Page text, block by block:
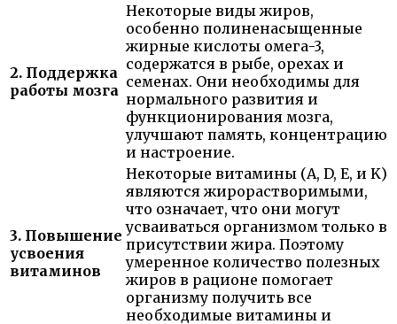
2. Поддержка
работы мозга
Некоторые виды жиров,
особенно полиненасыщенные
жирные кислоты омега-3,
содержатся в рыбе, орехах и
семенах. Они необходимы для
нормального развития и
функционирования мозга,
улучшают память, концентрацию
и настроение.
3. Повышение
усвоения
витаминов
Некоторые витамины (A, D, E, и K)
являются жирорастворимыми,
что означает, что они могут
усваиваться организмом только в
присутствии жира. Поэтому
умеренное количество полезных
жиров в рационе помогает
организму получить все
необходимые витамины и